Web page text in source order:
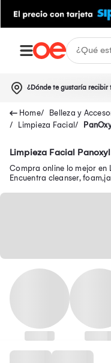
¿Dónde te gustaría recibir
Belleza y
Limpieza Facial
Limpieza Facial Panoxyl
Compra online lo mejor en
Encuentra cleanser,